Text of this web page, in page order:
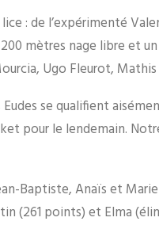
: de l’expérimenté
mètres nage libre et
Ugo Fleurot,
se qualifient
pour le lendemain.
Baptiste, Anaïs et
(261 points) et Elma